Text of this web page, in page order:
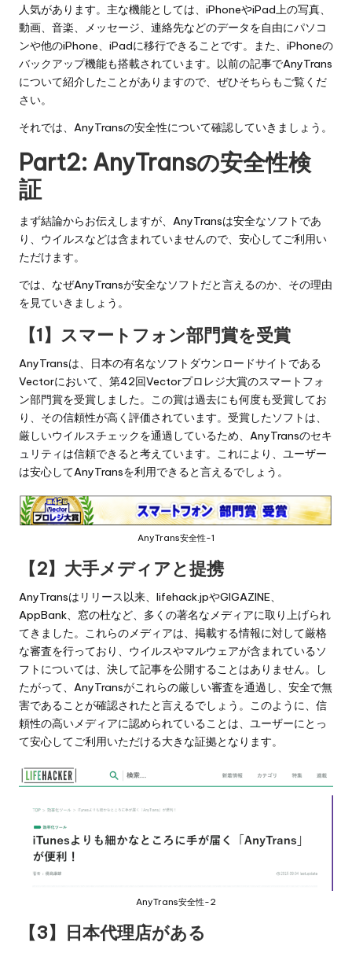
人気があります。主な機能としては、iPhoneやiPad上の写真、
動画、音楽、メッセージ、連絡先などのデータを自由にパソコ
ンや他のiPhone、iPadに移行できることです。また、iPhoneの
バックアップ機能も搭載されています。以前の記事でAnyTrans
について紹介したことがありますので、ぜひそちらもご覧くだ
さい。
それでは、AnyTransの安全性について確認していきましょう。
Part2: AnyTransの安全性検
証
まず結論からお伝えしますが、AnyTransは安全なソフトであ
り、ウイルスなどは含まれていませんので、安心してご利用い
ただけます。
では、なぜAnyTransが安全なソフトだと言えるのか、その理由
を見ていきましょう。
【1】スマートフォン部門賞を受賞
AnyTransは、日本の有名なソフトダウンロードサイトである
Vectorにおいて、第42回Vectorプロレジ大賞のスマートフォ
ン部門賞を受賞しました。この賞は過去にも何度も受賞してお
り、その信頼性が高く評価されています。受賞したソフトは、
厳しいウイルスチェックを通過しているため、AnyTransのセキ
ュリティは信頼できると考えています。これにより、ユーザー
は安心してAnyTransを利用できると言えるでしょう。
AnyTrans安全性-1
【2】大手メディアと提携
AnyTransはリリース以来、lifehack.jpやGIGAZINE、
AppBank、窓の杜など、多くの著名なメディアに取り上げられ
てきました。これらのメディアは、掲載する情報に対して厳格
な審査を行っており、ウイルスやマルウェアが含まれているソ
フトについては、決して記事を公開することはありません。し
たがって、AnyTransがこれらの厳しい審査を通過し、安全で無
害であることが確認されたと言えるでしょう。このように、信
頼性の高いメディアに認められていることは、ユーザーにとっ
て安心してご利用いただける大きな証拠となります。
AnyTrans安全性-2
【3】日本代理店がある